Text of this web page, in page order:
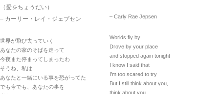
（愛をちょうだい）
– カーリー・レイ・ジェプセン
世界が飛び去っていく
あなたの家のそばを走って
今夜また停まってしまったわ
そうね、私は
あなたと一緒にいる事を恐がってた
でも今でも、あなたの事を
– Carly Rae Jepsen
Worlds fly by
Drove by your place
and stopped again tonight
I know I said that
I’m too scared to try
But I still think about you,
think about you